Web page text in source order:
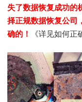
失了数据恢复成功的
择正规数据恢复公司
确的！
《详见如何